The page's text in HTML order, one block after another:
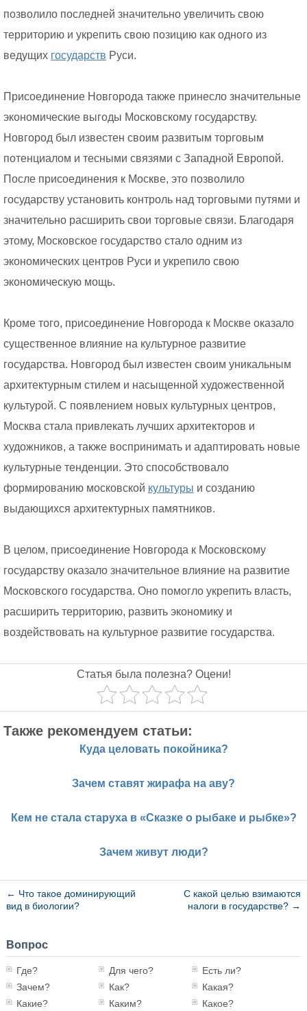
позволило последней значительно увеличить свою
территорию и укрепить свою позицию как одного из
ведущих государств Руси.
Присоединение Новгорода также принесло значительные
экономические выгоды Московскому государству.
Новгород был известен своим развитым торговым
потенциалом и тесными связями с Западной Европой.
После присоединения к Москве, это позволило
государству установить контроль над торговыми путями и
значительно расширить свои торговые связи. Благодаря
этому, Московское государство стало одним из
экономических центров Руси и укрепило свою
экономическую мощь.
Кроме того, присоединение Новгорода к Москве оказало
существенное влияние на культурное развитие
государства. Новгород был известен своим уникальным
архитектурным стилем и насыщенной художественной
культурой. С появлением новых культурных центров,
Москва стала привлекать лучших архитекторов и
художников, а также воспринимать и адаптировать новые
культурные тенденции. Это способствовало
формированию московской культуры и созданию
выдающихся архитектурных памятников.
В целом, присоединение Новгорода к Московскому
государству оказало значительное влияние на развитие
Московского государства. Оно помогло укрепить власть,
расширить территорию, развить экономику и
воздействовать на культурное развитие государства.
Статья была полезна? Оцени!
Также рекомендуем статьи:
Куда целовать покойника?
Зачем ставят жирафа на аву?
Кем не стала старуха в «Сказке о рыбаке и рыбке»?
Зачем живут люди?
← Что такое доминирующий
вид в биологии?
С какой целью взимаются
налоги в государстве? →
Вопрос
Где? Для чего?
Есть ли?
Зачем?
Как?
Какая?
Какие?
Каким? Какое?